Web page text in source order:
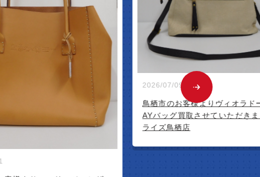
鳥栖市のお客様よりヴィオラドーロの2W
AYバッグ買取させていただきました！フ
ライズ鳥栖店
2026/07/05
鳥栖市のお
栖店